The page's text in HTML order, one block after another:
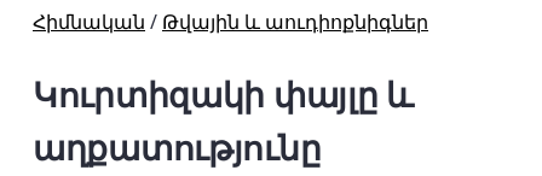
Հիմնական / Թվային և աուդիոքնիգներ
Կուրտիզակի փայլը և
աղքատությունը